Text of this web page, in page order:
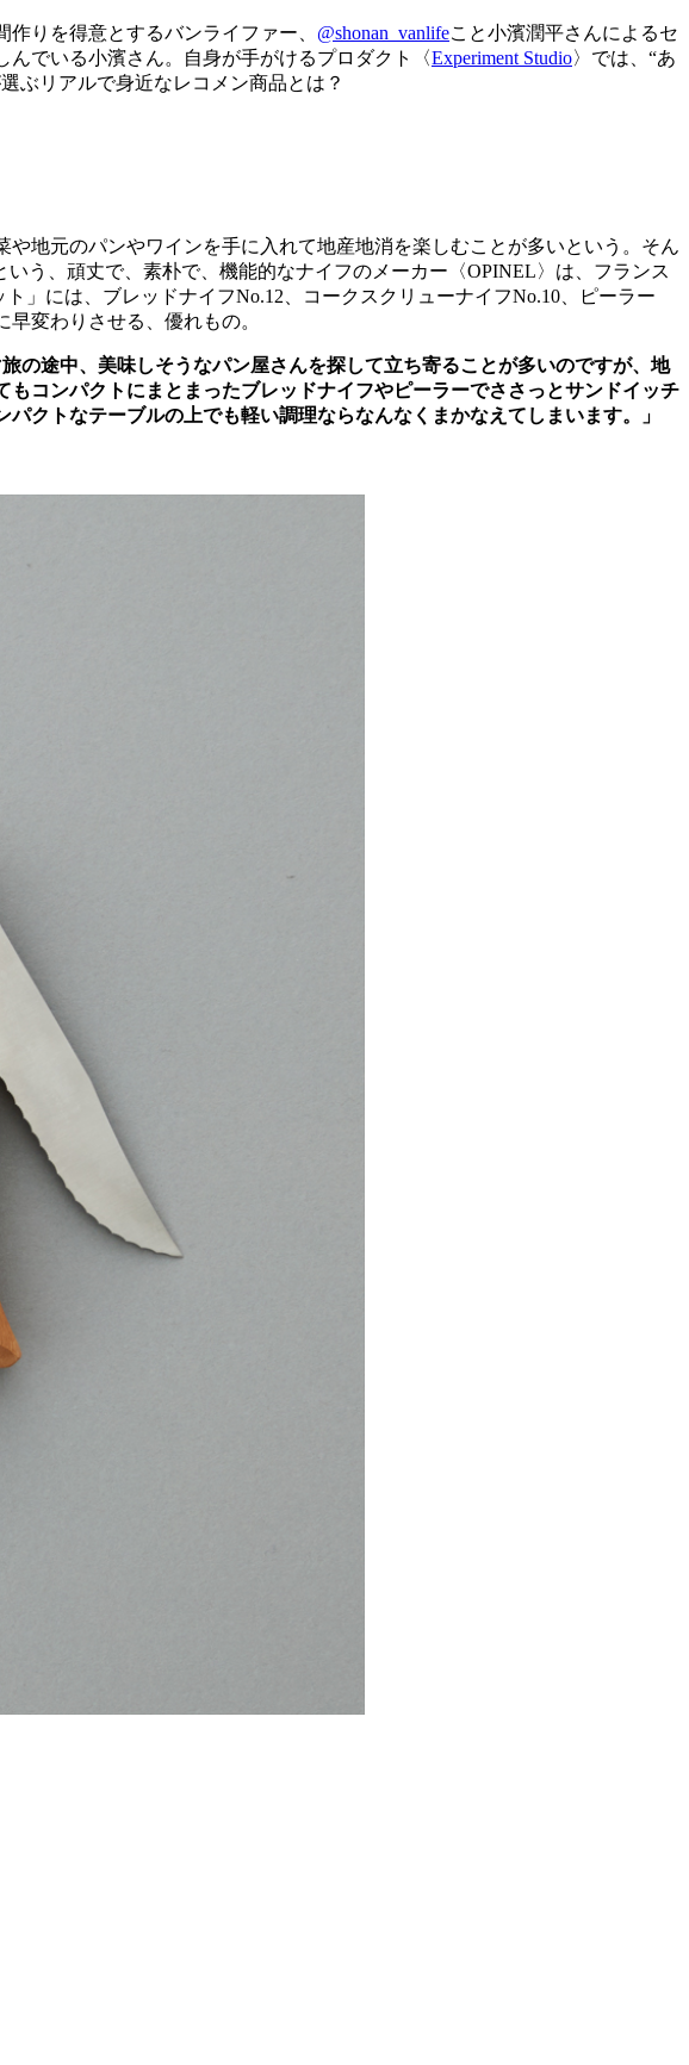
りを得意とするバンライファー、 @shonan_vanlifeこと小濱潤平さんによるセ
でいる小濱さん。自身が手がけるプロダクト〈Experiment Studio〉では、“あ
ぶリアルで身近なレコメン商品とは？
地元のパンやワインを手に入れて地産地消を楽しむことが多いという。そん
う、頑丈で、素朴で、機能的なナイフのメーカー〈OPINEL〉は、フランス
」には、ブレッドナイフNo.12、コークスクリューナイフNo.10、ピーラー
変わりさせる、優れもの。
の途中、美味しそうなパン屋さんを探して立ち寄ることが多いのですが、地
コンパクトにまとまったブレッドナイフやピーラーでささっとサンドイッチ
クトなテーブルの上でも軽い調理ならなんなくまかなえてしまいます。」